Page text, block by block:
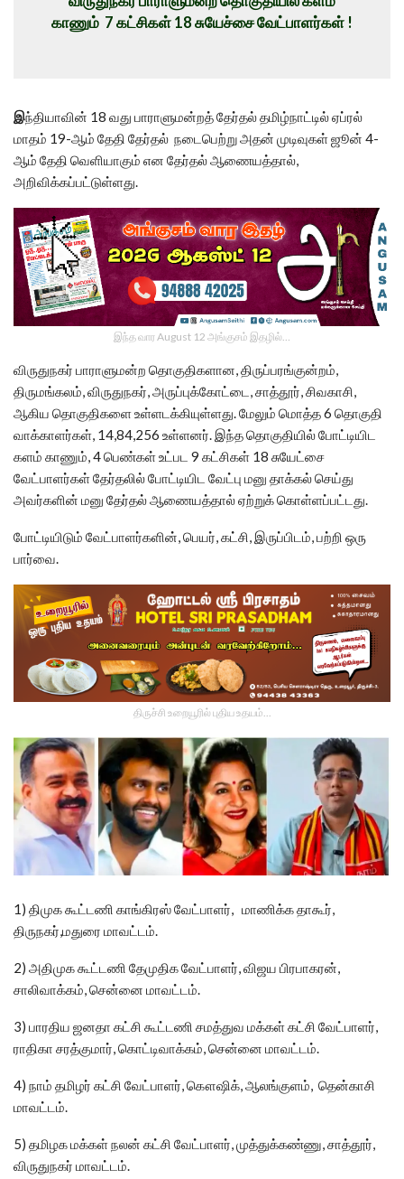
காணும் 7 கட்சிகள் 18 சுயேச்சை வேட்பாளர்கள் !
இந்தியாவின் 18 வது பாராளுமன்றத் தேர்தல் தமிழ்நாட்டில் ஏப்ரல்
மாதம் 19-ஆம் தேதி தேர்தல் நடைபெற்று அதன் முடிவுகள் ஜூன் 4-
ஆம் தேதி வெளியாகும் என தேர்தல் ஆணையத்தால்,
அறிவிக்கப்பட்டுள்ளது.
இந்த வார August 12 அங்குசம் இதழில்…
விருதுநகர் பாராளுமன்ற தொகுதிகளான, திருப்பரங்குன்றம்,
திருமங்கலம், விருதுநகர், அருப்புக்கோட்டை, சாத்தூர், சிவகாசி,
ஆகிய தொகுதிகளை உள்ளடக்கியுள்ளது. மேலும் மொத்த 6 தொகுதி
வாக்காளர்கள், 14,84,256 உள்ளனர். இந்த தொகுதியில் போட்டியிட
களம் காணும், 4 பெண்கள் உட்பட 9 கட்சிகள் 18 சுயேட்சை
வேட்பாளர்கள் தேர்தலில் போட்டியிட வேட்பு மனு தாக்கல் செய்து
அவர்களின் மனு தேர்தல் ஆணையத்தால் ஏற்றுக் கொள்ளப்பட்டது.
போட்டியிடும் வேட்பாளர்களின், பெயர், கட்சி, இருப்பிடம், பற்றி ஒரு
பார்வை.
திருச்சி உறையூரில் புதிய உதயம்...
1) திமுக கூட்டணி காங்கிரஸ் வேட்பாளர், மாணிக்க தாகூர்,
திருநகர்,மதுரை மாவட்டம்.
2) அதிமுக கூட்டணி தேமுதிக வேட்பாளர், விஜய பிரபாகரன்,
சாலிவாக்கம், சென்னை மாவட்டம்.
3) பாரதிய ஜனதா கட்சி கூட்டணி சமத்துவ மக்கள் கட்சி வேட்பாளர்,
ராதிகா சரத்குமார், கொட்டிவாக்கம், சென்னை மாவட்டம்.
4) நாம் தமிழர் கட்சி வேட்பாளர், கௌஷிக், ஆலங்குளம், தென்காசி
மாவட்டம்.
5) தமிழக மக்கள் நலன் கட்சி வேட்பாளர், முத்துக்கண்ணு, சாத்தூர்,
விருதுநகர் மாவட்டம்.